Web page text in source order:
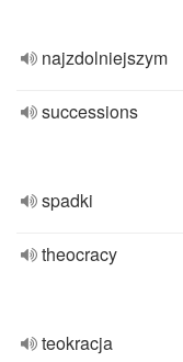
najzdolniejszym
successions
spadki
theocracy
teokracja